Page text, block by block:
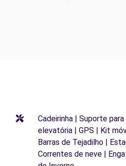
Cadeirinha | Suporte
elevatória | GPS | Kit
Barras de Tejadilho |
Correntes de neve |